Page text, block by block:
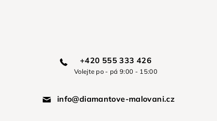
+420 555 333 426
Volejte po - pá 9:00 - 15:00
info@diamantove-malovani.cz